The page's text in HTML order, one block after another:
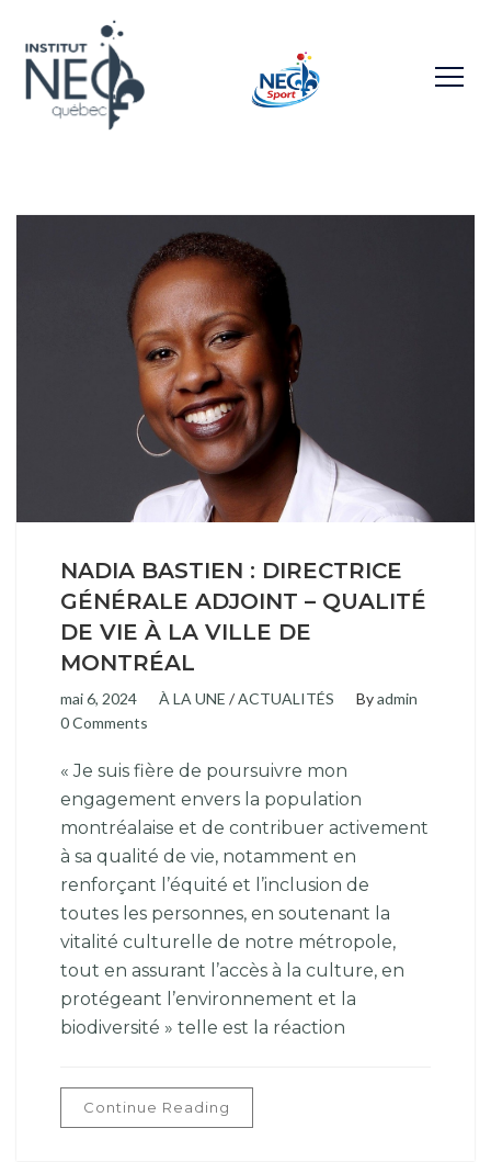
NADIA BASTIEN : DIRECTRICE
GÉNÉRALE ADJOINT – QUALITÉ
DE VIE À LA VILLE DE
MONTRÉAL
mai 6, 2024 À LA UNE /ACTUALITÉS Byadmin
0 Comments
« Je suis fière de poursuivre mon
engagement envers la population
montréalaise et de contribuer activement
à sa qualité de vie, notamment en
renforçant l’équité et l’inclusion de
toutes les personnes, en soutenant la
vitalité culturelle de notre métropole,
tout en assurant l’accès à la culture, en
protégeant l’environnement et la
biodiversité » telle est la réaction
Continue Reading